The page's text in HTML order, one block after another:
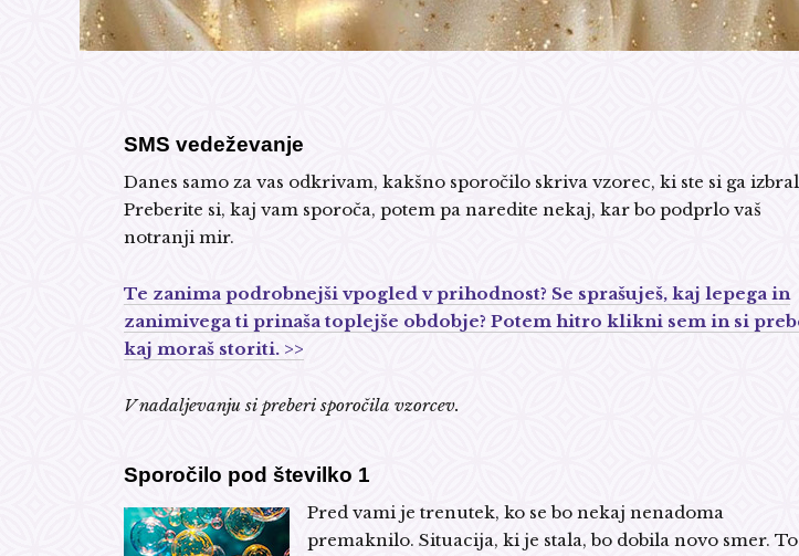
SMS vedeževanje
Danes samo za vas odkrivam, kakšno sporočilo skriva vzorec, ki ste si ga
Preberite si, kaj vam sporoča, potem pa naredite nekaj, kar bo podprlo vaš
notranji mir.
Te zanima podrobnejši vpogled v prihodnost? Se sprašuješ, kaj lepega in
zanimivega ti prinaša toplejše obdobje? Potem hitro klikni sem in si
kaj moraš storiti. >>
V nadaljevanju si preberi sporočila vzorcev.
Sporočilo pod številko 1
Pred vami je trenutek, ko se bo nekaj nenadoma
premaknilo. Situacija, ki je stala, bo dobila novo smer.